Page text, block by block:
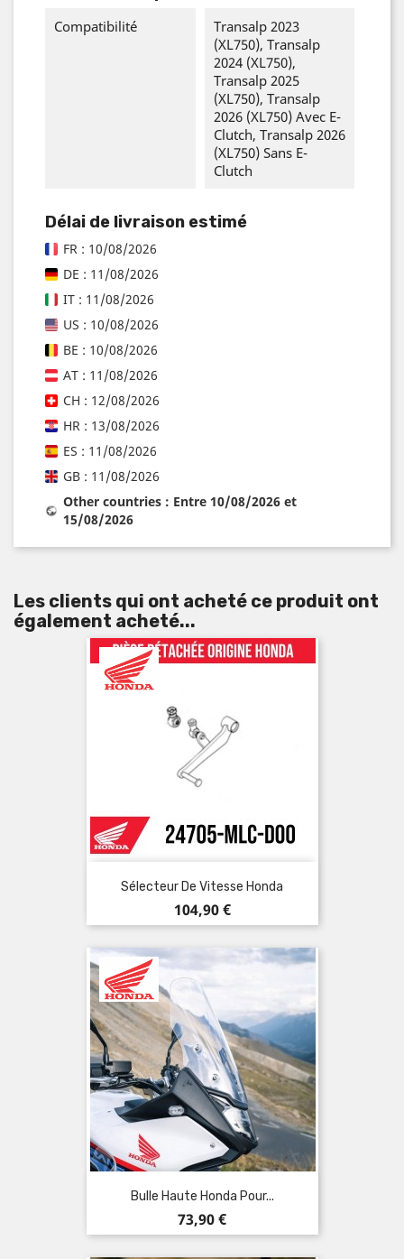
Compatibilité
Transalp 2023
(XL750), Transalp
2024 (XL750),
Transalp 2025
(XL750), Transalp
2026 (XL750) Avec E-
Clutch, Transalp 2026
(XL750) Sans E-
Clutch
Délai de livraison estimé
FR : 10/08/2026
DE : 11/08/2026
IT : 11/08/2026
US : 10/08/2026
BE : 10/08/2026
AT : 11/08/2026
CH : 12/08/2026
HR : 13/08/2026
ES : 11/08/2026
GB : 11/08/2026
Other countries : Entre 10/08/2026 et
15/08/2026
Les clients qui ont acheté ce produit ont
également acheté...
Sélecteur De Vitesse Honda
Prix
104,90 €
Bulle Haute Honda Pour...
Prix
73,90 €